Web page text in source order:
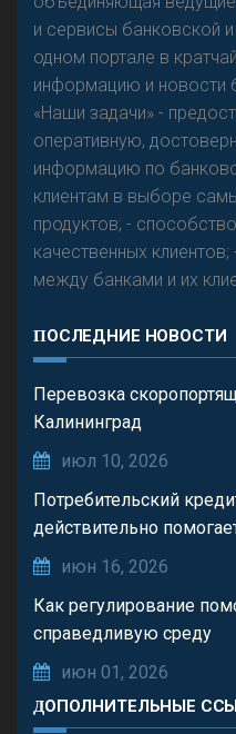
и сервисы банковской
одном портале в
информацию и новости
«Наши задачи» -
оперативную,
информацию по
клиентам в выборе
продуктов; -
качественных
между банками и их
ПОСЛЕДНИЕ НОВОСТИ
Перевозка
Калининград
июл 10, 2026
Потребительский
действительно
июн 16, 2026
Как регулирование
справедливую среду
июн 01, 2026
ДОПОЛНИТЕЛЬНЫЕ